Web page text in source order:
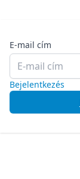
E-mail cím
Bejelentkezés